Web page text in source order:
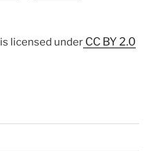
is licensed under CC BY 2.0